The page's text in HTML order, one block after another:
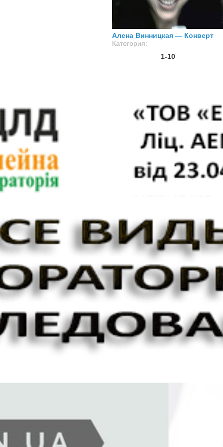
02.08.2012
Просмотров: 0
Комментариев: 0
Алена Винницкая — Конверт
Категория:
1-10